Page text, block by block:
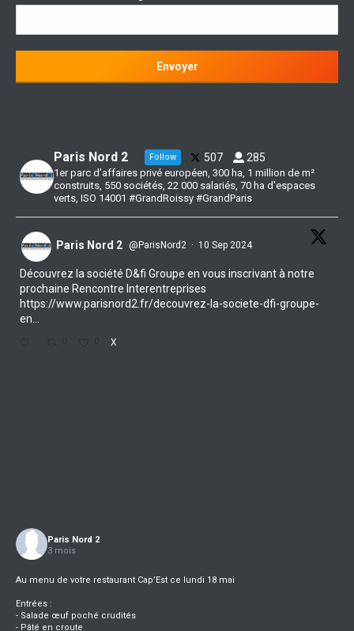
Paris Nord 2 Follow 507 285
1er parc d’affaires privé européen, 300 ha, 1 million de m²
construits, 550 sociétés, 22 000 salariés, 70 ha d'espaces
verts, ISO 14001 #GrandRoissy #GrandParis
Paris Nord 2 @ParisNord2 · 10 Sep 2024
Découvrez la société D&fi Groupe en vous inscrivant à notre
prochaine Rencontre Interentreprises
https://www.parisnord2.fr/decouvrez-la-societe-dfi-groupe-
en...
X
Paris Nord 2
3 mois
Au menu de votre restaurant Cap’Est ce lundi 18 mai
Entrées :
- Salade œuf poché crudités
- Pâté en croute